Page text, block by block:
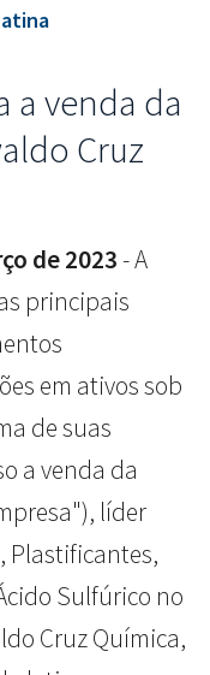
a venda da
Cruz
de 2023- A
principais
em ativos sob
de suas
a venda da
líder
Plastificantes,
Sulfúrico no
Cruz Química,